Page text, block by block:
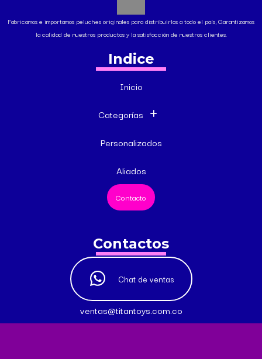
Fabricamos e importamos peluches originales para distribuirlos a todo el país, Garantizamos
la calidad de nuestros productos y la satisfacción de nuestros clientes.
Indice
Inicio
Categorías
Personalizados
Aliados
Contacto
Contactos
Chat de ventas
ventas@titantoys.com.co